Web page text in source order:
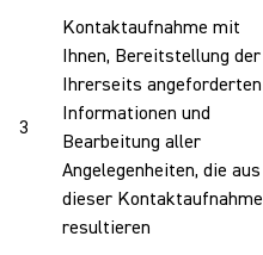
3
Kontaktaufnahme mit
Ihnen, Bereitstellung der
Ihrerseits angeforderten
Informationen und
Bearbeitung aller
Angelegenheiten, die aus
dieser Kontaktaufnahme
resultieren